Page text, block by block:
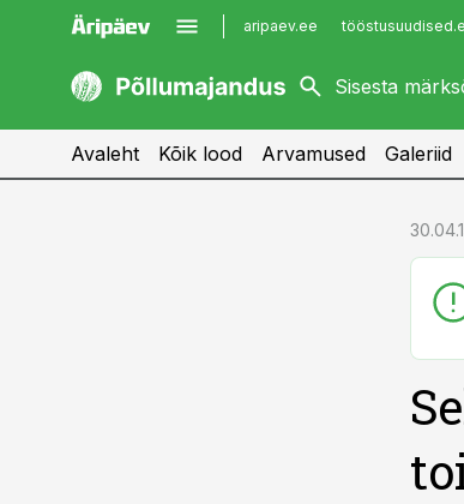
aripaev.ee
kaubandus.ee
kinnisvarauudised.ee
imelineajalugu.ee
Avaleht Kõik lood Arvamused Galeriid